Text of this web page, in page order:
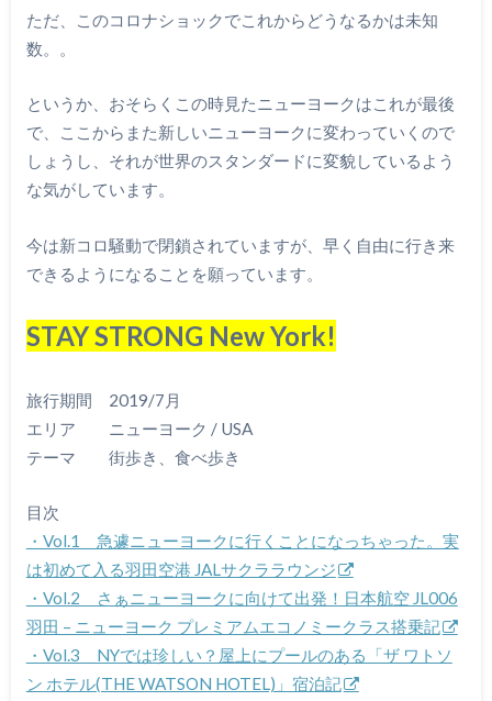
ただ、このコロナショックでこれからどうなるかは未知
数。。
というか、おそらくこの時見たニューヨークはこれが最後
で、ここからまた新しいニューヨークに変わっていくので
しょうし、それが世界のスタンダードに変貌しているよう
な気がしています。
今は新コロ騒動で閉鎖されていますが、早く自由に行き来
できるようになることを願っています。
STAY STRONG New York!
旅行期間 2019/7月
エリア ニューヨーク / USA
テーマ 街歩き、食べ歩き
目次
・Vol.1 急遽ニューヨークに行くことになっちゃった。実
は初めて入る羽田空港 JALサクララウンジ
・Vol.2 さぁニューヨークに向けて出発！日本航空 JL006
羽田 – ニューヨーク プレミアムエコノミークラス搭乗記
・Vol.3 NYでは珍しい？屋上にプールのある「ザ ワトソ
ン ホテル(THE WATSON HOTEL)」宿泊記